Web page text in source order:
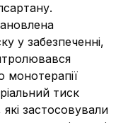
у забезпеченні,
тиск
застосовували